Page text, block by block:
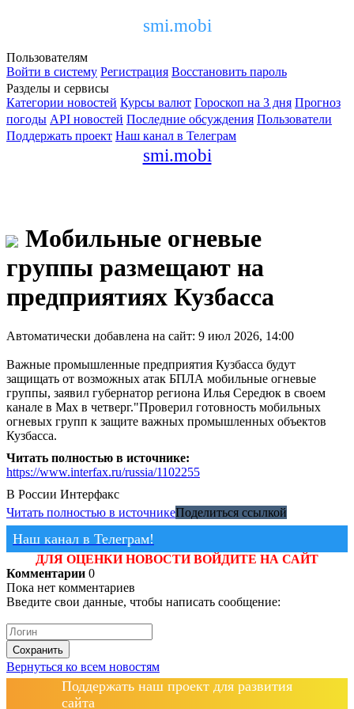
smi.mobi
Пользователям
Войти в систему Регистрация Восстановить пароль
Разделы и сервисы
Категории новостей Курсы валют Гороскоп на 3 дня Прогноз
погоды API новостей Последние обсуждения Пользователи
Поддержать проект Наш канал в Телеграм
smi.mobi
Мобильные огневые
группы размещают на
предприятиях Кузбасса
Автоматически добавлена на сайт: 9 июл 2026, 14:00
Важные промышленные предприятия Кузбасса будут
защищать от возможных атак БПЛА мобильные огневые
группы, заявил губернатор региона Илья Середюк в своем
канале в Max в четверг."Проверил готовность мобильных
огневых групп к защите важных промышленных объектов
Кузбасса.
Читать полностью в источнике:
https://www.interfax.ru/russia/1102255
В России Интерфакс
Читать полностью в источникеПоделиться ссылкой
Наш канал в Телеграм!
ДЛЯ ОЦЕНКИ НОВОСТИ ВОЙДИТЕ НА САЙТ
Комментарии 0
Пока нет комментариев
Введите свои данные, чтобы написать сообщение:
Сохранить
Вернуться ко всем новостям
Поддержать наш проект для развития
сайта